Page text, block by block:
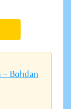
– Bohdan